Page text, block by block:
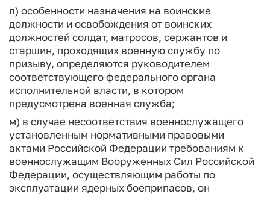
л) особенности назначения на воинские
должности и освобождения от воинских
должностей солдат, матросов, сержантов и
старшин, проходящих военную службу по
призыву, определяются руководителем
соответствующего федерального органа
исполнительной власти, в котором
предусмотрена военная служба;
м) в случае несоответствия военнослужащего
установленным нормативными правовыми
актами Российской Федерации требованиям к
военнослужащим Вооруженных Сил Российской
Федерации, осуществляющим работы по
эксплуатации ядерных боеприпасов, он